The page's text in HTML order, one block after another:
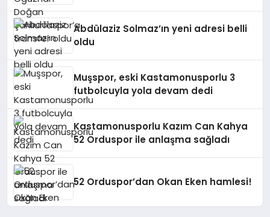
Abdülaziz Solmaz’ın yeni adresi belli
oldu
Muşspor, eski Kastamonusporlu 3
futbolcuyla yola devam dedi
Kastamonusporlu Kazım Can Kahya
52 Orduspor ile anlaşma sağladı
52 Orduspor’dan Okan Eken hamlesi!